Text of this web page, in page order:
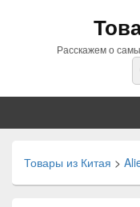
Расскажем о
Товары из Китая >